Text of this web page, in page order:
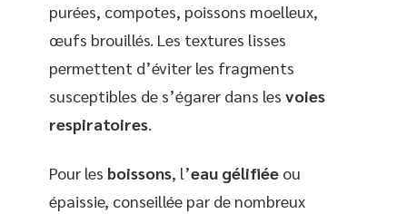
purées, compotes, poissons moelleux,
œufs brouillés. Les textures lisses
permettent d’éviter les fragments
susceptibles de s’égarer dans les voies
respiratoires.
Pour les boissons, l’eau gélifiée ou
épaissie, conseillée par de nombreux